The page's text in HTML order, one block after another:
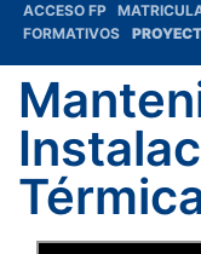
ACCESO FP
FORMATIVOS